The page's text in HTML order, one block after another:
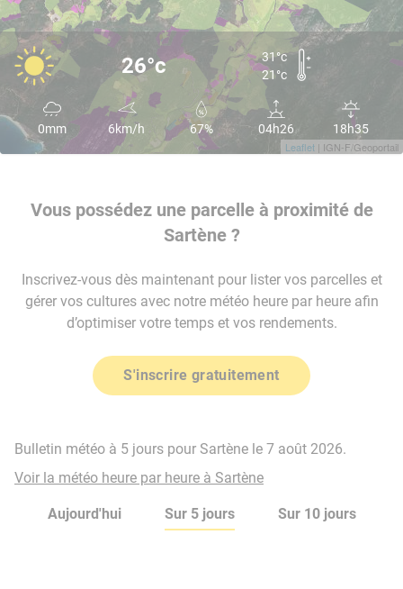
Leaflet | IGN-F/Geoportail
26°c
31°c
21°c
0mm 6km/h 67% 04h26 18h35
Vous possédez une parcelle à proximité de
Sartène ?
Inscrivez-vous dès maintenant pour lister vos parcelles et
gérer vos cultures avec notre météo heure par heure afin
d’optimiser votre temps et vos rendements.
S'inscrire gratuitement
Bulletin météo à 5 jours pour Sartène le 7 août 2026.
Voir la météo heure par heure à Sartène
Aujourd'hui Sur 5 jours Sur 10 jours